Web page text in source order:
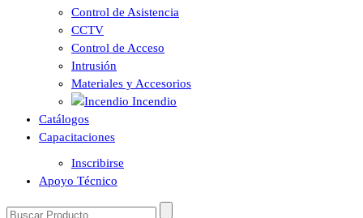
Control de Asistencia
CCTV
Control de Acceso
Intrusión
Materiales y Accesorios
Incendio
Catálogos
Capacitaciones
Inscribirse
Apoyo Técnico